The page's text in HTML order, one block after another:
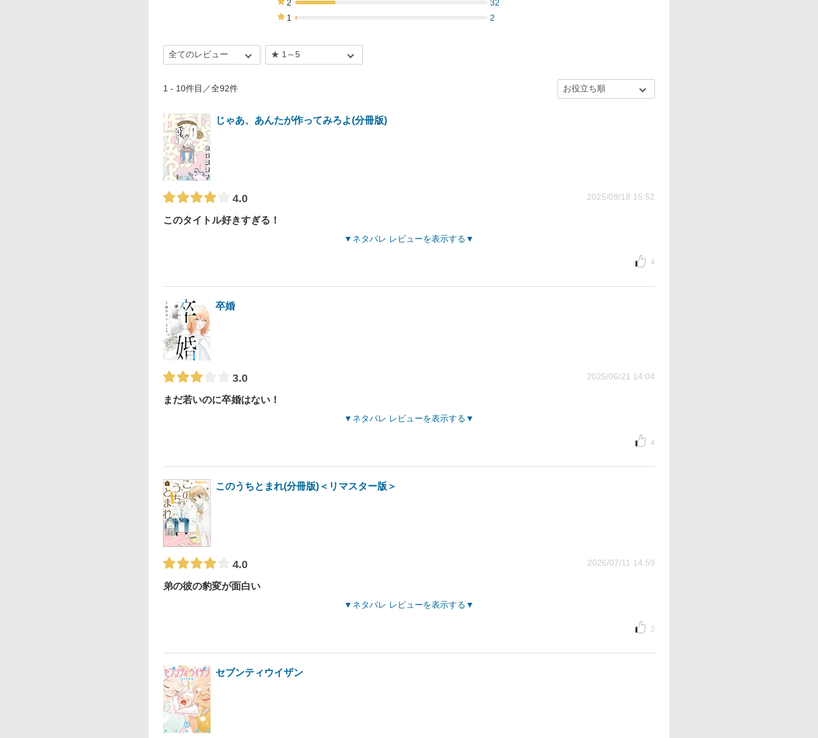
2
32
1
2
1 - 10件目／全92件
じゃあ、あんたが作ってみろよ(分冊版)
4.0 2025/09/18 15:52
このタイトル好きすぎる！
ネタバレ レビューを表示する
4
卒婚
3.0 2025/06/21 14:04
まだ若いのに卒婚はない！
ネタバレ レビューを表示する
4
このうちとまれ(分冊版)＜リマスター版＞
4.0 2026/07/11 14:59
弟の彼の豹変が面白い
ネタバレ レビューを表示する
2
セブンティウイザン